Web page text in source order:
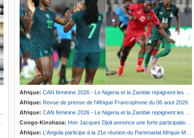
Afrique: CAN féminine 2026 - Le Nigeria et la Zambie rejoignent les quarts de finale
Afrique: Revue de presse de l'Afrique Francophone du 06 aout 2026
Afrique: CAN féminine 2026 - Le Nigeria et la Zambie rejoignent les quarts de finale
Congo-Kinshasa: Hon Jacques Djoli annonce une forte participation du pays à la Conférence des présidents de parlements à Midrand
Afrique: L'Angola participe à la 21e réunion du Partenariat Afrique-Monde arabe au Caire